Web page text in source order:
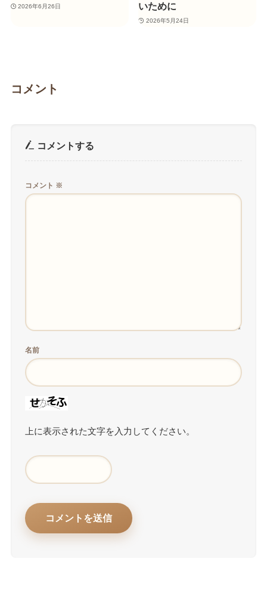
2026年6月26日
いために
2026年5月24日
コメント
コメントする
コメント ※
名前
上に表示された文字を入力してください。